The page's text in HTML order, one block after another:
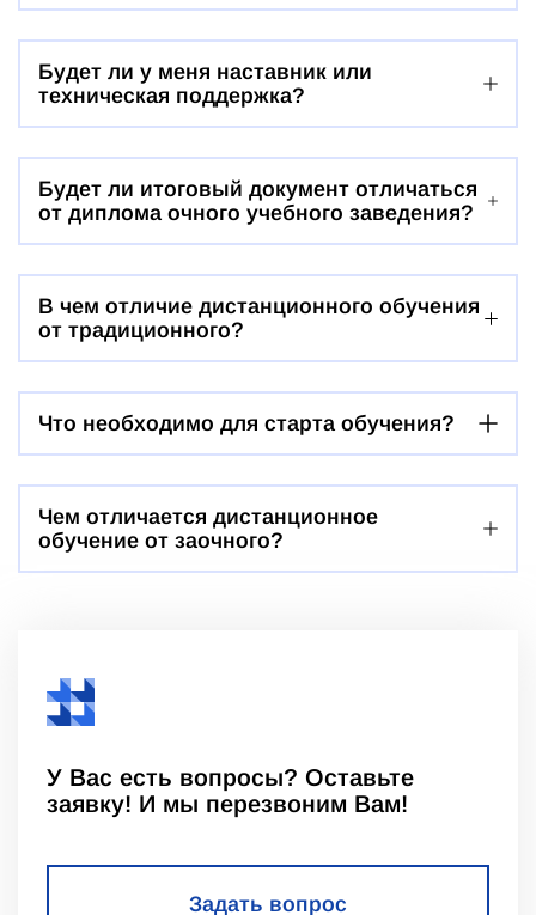
Будет ли у меня наставник или
техническая поддержка?
Будет ли итоговый документ отличаться
от диплома очного учебного заведения?
В чем отличие дистанционного обучения
от традиционного?
Что необходимо для старта обучения?
Чем отличается дистанционное
обучение от заочного?
У Вас есть вопросы? Оставьте
заявку! И мы перезвоним Вам!
Задать вопрос